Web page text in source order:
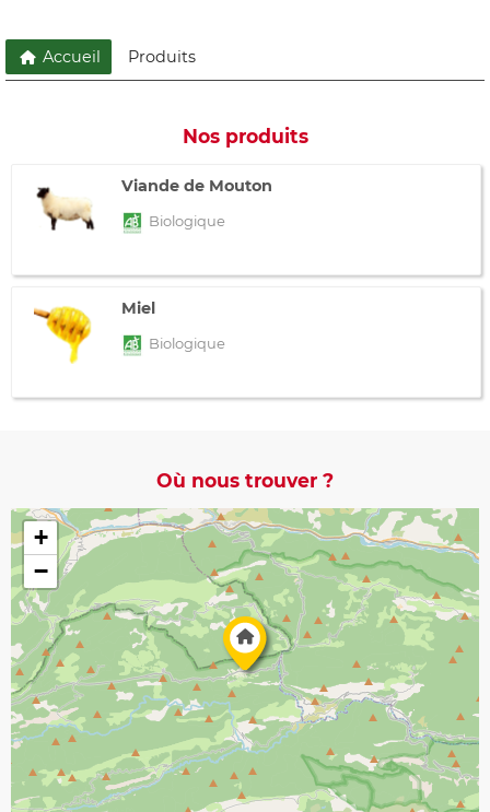
Accueil Produits
Nos produits
Viande de Mouton
Biologique
Miel
Biologique
Où nous trouver ?
+
−